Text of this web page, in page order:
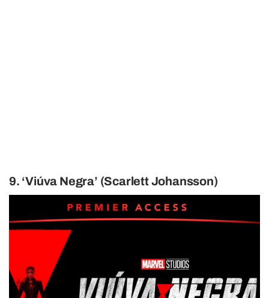
9. ‘Viúva Negra’ (Scarlett Johansson)